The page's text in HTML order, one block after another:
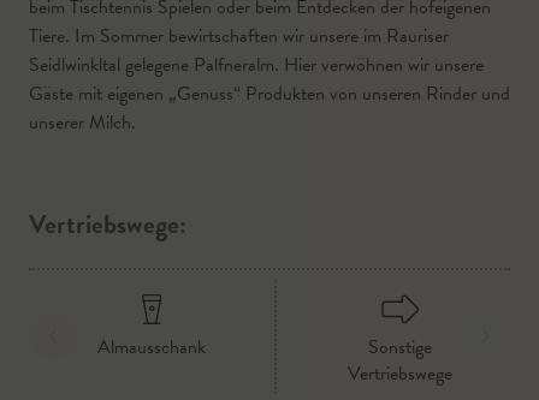
beim Tischtennis Spielen oder beim Entdecken der hofeigenen
Tiere. Im Sommer bewirtschaften wir unsere im Rauriser
Seidlwinkltal gelegene Palfneralm. Hier verwöhnen wir unsere
Gäste mit eigenen „Genuss“ Produkten von unseren Rinder und
unserer Milch.
Vertriebswege:
Almausschank
Sonstige
Vertriebswege